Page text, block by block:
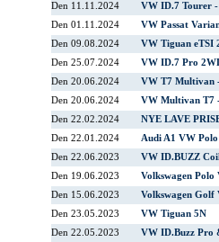
Den 11.11.2024
VW ID.7 Tourer
Den 01.11.2024
VW Passat
Den 09.08.2024
VW Tiguan eTSI
Den 25.07.2024
VW ID.7 Pro
Den 20.06.2024
VW T7 Multivan
Den 20.06.2024
VW Multivan T7
Den 22.02.2024
NYE LAVE
Den 22.01.2024
Audi A1 VW
Den 22.06.2023
VW ID.BUZZ
Den 19.06.2023
Volkswagen
Den 15.06.2023
Volkswagen
Den 23.05.2023
VW Tiguan 5N
Den 22.05.2023
VW ID.Buzz Pro